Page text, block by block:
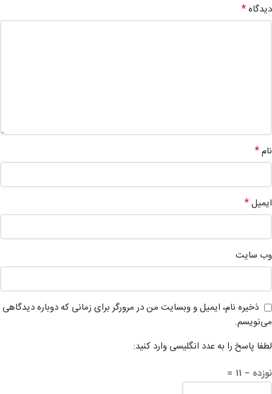
دیدگاه*
نام*
ایمیل*
وب‌ سایت
ذخیره نام، ایمیل و وبسایت من در مرورگر برای زمانی که دوباره دیدگاهی
می‌نویسم.
لطفا پاسخ را به عدد انگلیسی وارد کنید:
نوزده − 11 =